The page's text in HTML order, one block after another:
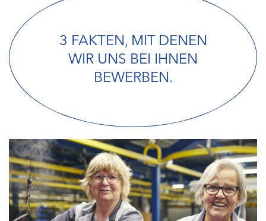
3 FAKTEN, MIT DENEN
WIR UNS BEI IHNEN
BEWERBEN.